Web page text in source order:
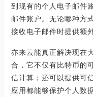
到现有的个人电子邮件
邮件账户。无论哪种方
接收电子邮件时提供额
亦来云能真正解决现在
合，它不仅有比特币的
信计算；还可以提供可
应用都能够保护个人数